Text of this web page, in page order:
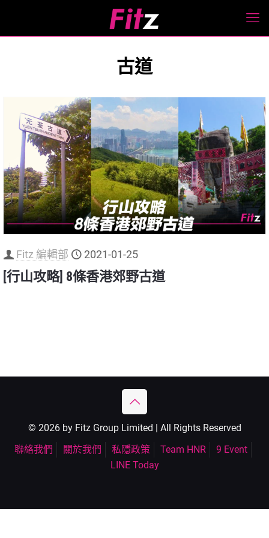
古道
Fitz 編輯部 2021-01-25
[行山攻略] 8條香港郊野古道
© 2026 by Fitz Group Limited | All Rights Reserved
聯絡我們
關於我們 私隱政策 Team HNR
9 Event
LINE Today